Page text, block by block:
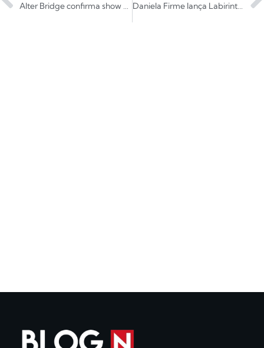
Alter Bridge confirma show único em São Paulo; veja local, data e preços Daniela Firme lança Labirintos; ouça!